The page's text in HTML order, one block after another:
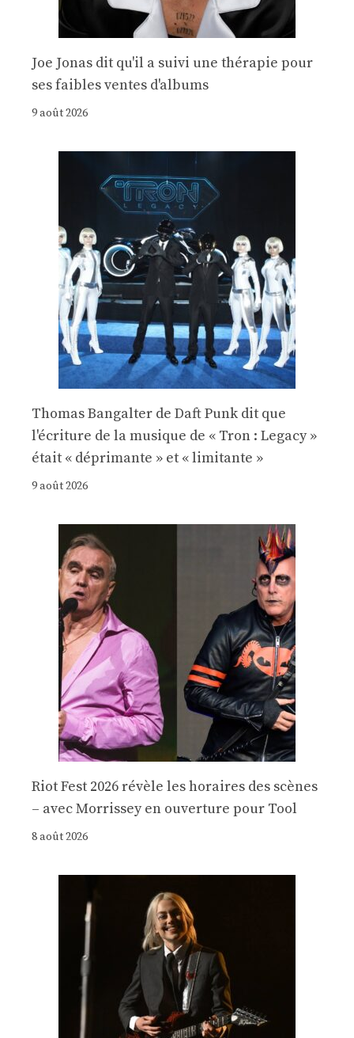
Joe Jonas dit qu'il a suivi une thérapie pour
ses faibles ventes d'albums
9 août 2026
Thomas Bangalter de Daft Punk dit que
l'écriture de la musique de « Tron : Legacy »
était « déprimante » et « limitante »
9 août 2026
Riot Fest 2026 révèle les horaires des scènes
– avec Morrissey en ouverture pour Tool
8 août 2026